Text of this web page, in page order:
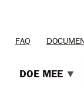
FAQ
DOE MEE